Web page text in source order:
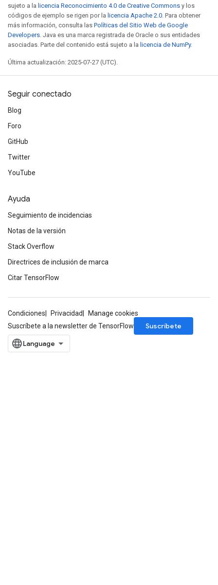
sujeto a la licencia Reconocimiento 4.0 de Creative Commons y los
códigos de ejemplo se rigen por la licencia Apache 2.0. Para obtener
más información, consulta las Políticas del Sitio Web de Google
Developers. Java es una marca registrada de Oracle o sus entidades
asociadas. Parte del contenido está sujeto a la licencia de NumPy.
Última actualización: 2025-07-27 (UTC).
Seguir conectado
Blog
Foro
GitHub
Twitter
YouTube
Ayuda
Seguimiento de incidencias
Notas de la versión
Stack Overflow
Directrices de inclusión de marca
Citar TensorFlow
Condiciones Privacidad
Manage cookies
Suscríbete a la newsletter de TensorFlow
Suscríbete